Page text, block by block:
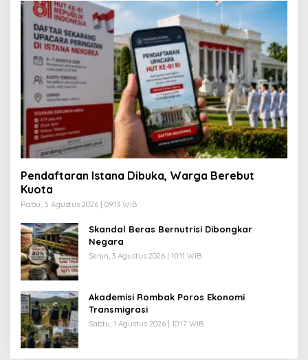
Pendaftaran Istana Dibuka, Warga Berebut
Kuota
Rabu, 5 Agustus 2026 | 09:13 WIB
Skandal Beras Bernutrisi Dibongkar
Negara
Senin, 3 Agustus 2026 | 10:11 WIB
Akademisi Rombak Poros Ekonomi
Transmigrasi
Sabtu, 1 Agustus 2026 | 10:17 WIB